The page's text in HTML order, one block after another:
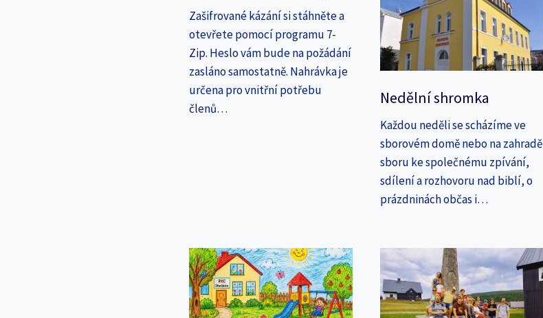
Zašifrované kázání si stáhněte a
otevřete pomocí programu 7-
Zip. Heslo vám bude na požádání
zasláno samostatně. Nahrávka je
určena pro vnitřní potřebu
členů…
Nedělní shromka
Každou neděli se scházíme ve
sborovém domě nebo na zahradě
sboru ke společnému zpívání,
sdílení a rozhovoru nad biblí, o
prázdninách občas i…